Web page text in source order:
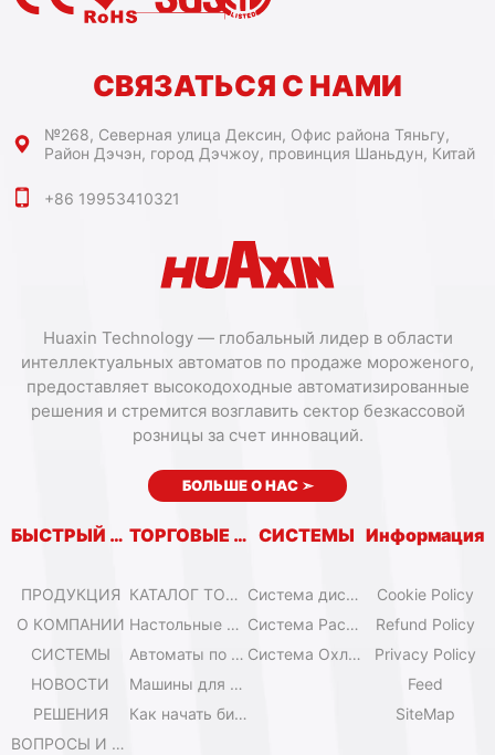
Huaxin Technology — глобальный лидер в области
интеллектуальных автоматов по продаже мороженого,
предоставляет высокодоходные автоматизированные
решения и стремится возглавить сектор безкассовой
розницы за счет инноваций.
БОЛЬШЕ О НАС ➣
БЫСТРЫЙ ВХОД
ПРОДУКЦИЯ
О КОМПАНИИ
СИСТЕМЫ
НОВОСТИ
РЕШЕНИЯ
ВОПРОСЫ И ОТВЕТЫ
ТОРГОВЫЕ АВТОМАТЫ
КАТАЛОГ ТОРГОВЫХ АВТОМАТОВ
Настольные мини-машины для мороженого
Автоматы по продаже мороженого Olala
Машины для мороженого IYogurt
Как начать бизнес с автоматами мороженого?
СИСТЕМЫ
Система дистанционного управления
Система Расширения
Система Охлаждения
Информация
Cookie Policy
Refund Policy
Privacy Policy
Feed
SiteMap
СВЯЗАТЬСЯ С НАМИ
№268, Северная улица Дексин, Офис района Тяньгу,
Район Дэчэн, город Дэчжоу, провинция Шаньдун, Китай
+86 19953410321